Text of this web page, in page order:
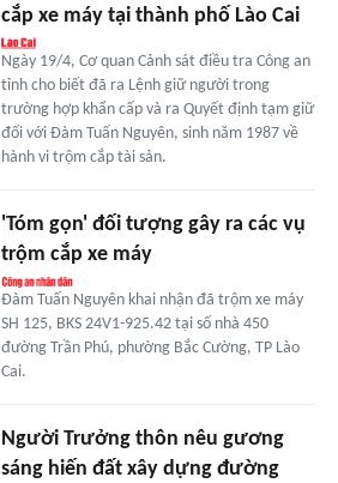
cắp xe máy tại thành phố Lào Cai
Ngày 19/4, Cơ quan Cảnh sát điều tra Công an
tỉnh cho biết đã ra Lệnh giữ người trong
trường hợp khẩn cấp và ra Quyết định tạm giữ
đối với Đàm Tuấn Nguyên, sinh năm 1987 về
hành vi trộm cắp tài sản.
'Tóm gọn' đối tượng gây ra các vụ
trộm cắp xe máy
Đàm Tuấn Nguyên khai nhận đã trộm xe máy
SH 125, BKS 24V1-925.42 tại số nhà 450
đường Trần Phú, phường Bắc Cường, TP Lào
Cai.
Người Trưởng thôn nêu gương
sáng hiến đất xây dựng đường